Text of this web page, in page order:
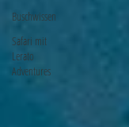
Buschwissen
Safari mit
Lerato
Adventures